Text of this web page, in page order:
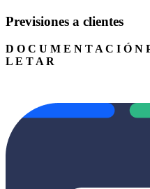
Previsiones a clientes
D O C U M E N T A C I Ó N
L E T A R